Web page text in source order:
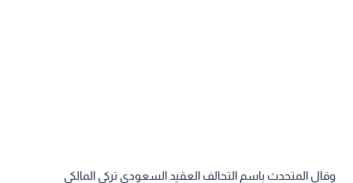
وقال المتحدث باسم التحالف العقيد السعودي تركي المالكي